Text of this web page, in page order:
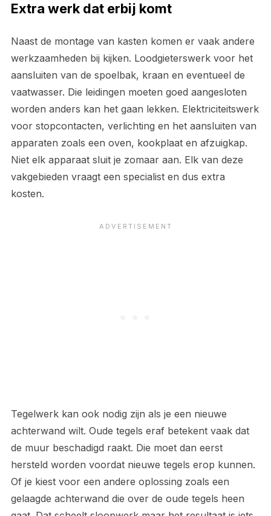
Extra werk dat erbij komt
Naast de montage van kasten komen er vaak andere
werkzaamheden bij kijken. Loodgieterswerk voor het
aansluiten van de spoelbak, kraan en eventueel de
vaatwasser. Die leidingen moeten goed aangesloten
worden anders kan het gaan lekken. Elektriciteitswerk
voor stopcontacten, verlichting en het aansluiten van
apparaten zoals een oven, kookplaat en afzuigkap.
Niet elk apparaat sluit je zomaar aan. Elk van deze
vakgebieden vraagt een specialist en dus extra
kosten.
Tegelwerk kan ook nodig zijn als je een nieuwe
achterwand wilt. Oude tegels eraf betekent vaak dat
de muur beschadigd raakt. Die moet dan eerst
hersteld worden voordat nieuwe tegels erop kunnen.
Of je kiest voor een andere oplossing zoals een
gelaagde achterwand die over de oude tegels heen